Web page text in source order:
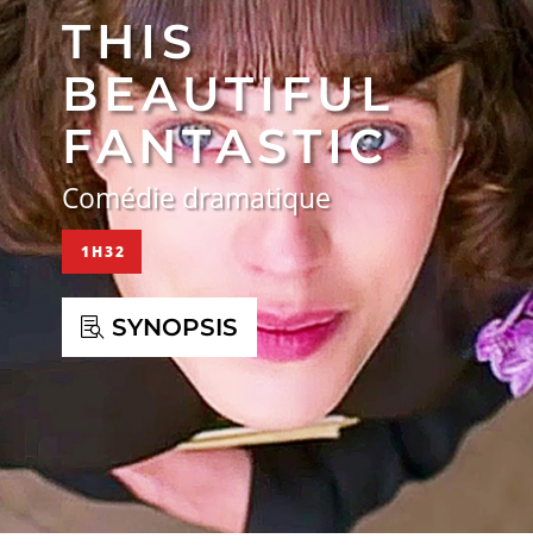
THIS
BEAUTIFUL
FANTASTIC
Comédie dramatique
1H32
SYNOPSIS